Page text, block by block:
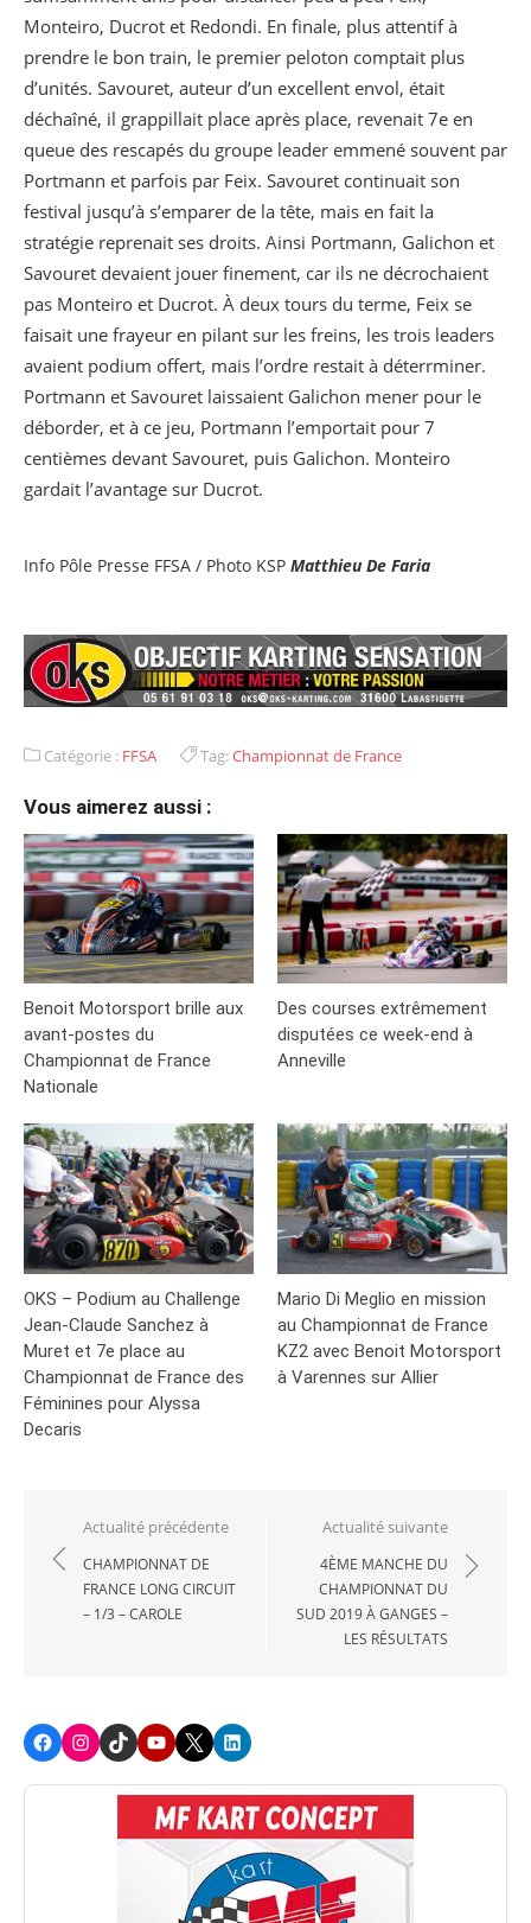
Monteiro, Ducrot et Redondi. En finale, plus attentif à
prendre le bon train, le premier peloton comptait plus
d’unités. Savouret, auteur d’un excellent envol, était
déchaîné, il grappillait place après place, revenait 7e en
queue des rescapés du groupe leader emmené souvent par
Portmann et parfois par Feix. Savouret continuait son
festival jusqu’à s’emparer de la tête, mais en fait la
stratégie reprenait ses droits. Ainsi Portmann, Galichon et
Savouret devaient jouer finement, car ils ne décrochaient
pas Monteiro et Ducrot. À deux tours du terme, Feix se
faisait une frayeur en pilant sur les freins, les trois leaders
avaient podium offert, mais l’ordre restait à déterrminer.
Portmann et Savouret laissaient Galichon mener pour le
déborder, et à ce jeu, Portmann l’emportait pour 7
centièmes devant Savouret, puis Galichon. Monteiro
gardait l’avantage sur Ducrot.
Info Pôle Presse FFSA / Photo KSP Matthieu De Faria
Catégorie : FFSA Tag:Championnat de France
Vous aimerez aussi :
Benoit Motorsport brille aux
avant-postes du
Championnat de France
Nationale
Des courses extrêmement
disputées ce week-end à
Anneville
OKS – Podium au Challenge
Jean-Claude Sanchez à
Muret et 7e place au
Championnat de France des
Féminines pour Alyssa
Decaris
Mario Di Meglio en mission
au Championnat de France
KZ2 avec Benoit Motorsport
à Varennes sur Allier
Navigation
de
l’article
Actualité précédente
CHAMPIONNAT DE
FRANCE LONG CIRCUIT
– 1/3 – CAROLE
Actualité suivante
4ÈME MANCHE DU
CHAMPIONNAT DU
SUD 2019 À GANGES –
LES RÉSULTATS
FacebookInstagram
TikTokYoutube
X LinkedIn